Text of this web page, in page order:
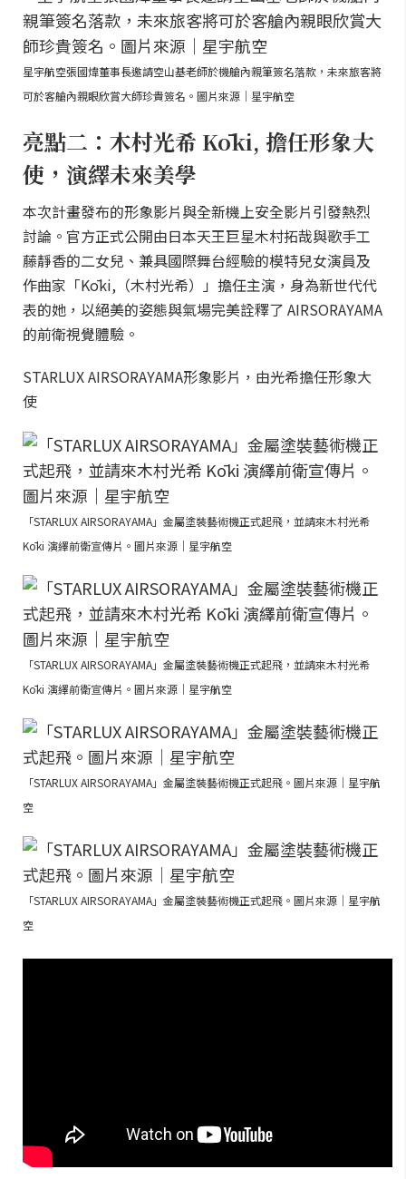
星宇航空張國煒董事長邀請空山基老師於機艙內親筆簽名落款，未來旅客將
可於客艙內親眼欣賞大師珍貴簽名。圖片來源｜星宇航空
亮點二：木村光希 Kōki, 擔任形象大
使，演繹未來美學
本次計畫發布的形象影片與全新機上安全影片引發熱烈
討論。官方正式公開由日本天王巨星木村拓哉與歌手工
藤靜香的二女兒、兼具國際舞台經驗的模特兒女演員及
作曲家「Kōki,（木村光希）」擔任主演，身為新世代代
表的她，以絕美的姿態與氣場完美詮釋了 AIRSORAYAMA
的前衛視覺體驗。
STARLUX AIRSORAYAMA形象影片，由光希擔任形象大
使
「STARLUX AIRSORAYAMA」金屬塗裝藝術機正式起飛，並請來木村光希
Kōki 演繹前衛宣傳片。圖片來源｜星宇航空
「STARLUX AIRSORAYAMA」金屬塗裝藝術機正式起飛，並請來木村光希
Kōki 演繹前衛宣傳片。圖片來源｜星宇航空
「STARLUX AIRSORAYAMA」金屬塗裝藝術機正式起飛。圖片來源｜星宇航
空
「STARLUX AIRSORAYAMA」金屬塗裝藝術機正式起飛。圖片來源｜星宇航
空